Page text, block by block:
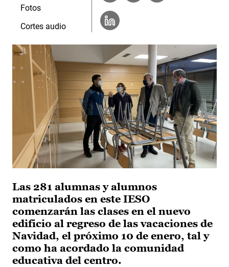
Las 281 alumnas y alumnos
matriculados en este IESO
comenzarán las clases en el nuevo
edificio al regreso de las vacaciones de
Navidad, el próximo 10 de enero, tal y
como ha acordado la comunidad
educativa del centro.
Fotos
Cortes audio